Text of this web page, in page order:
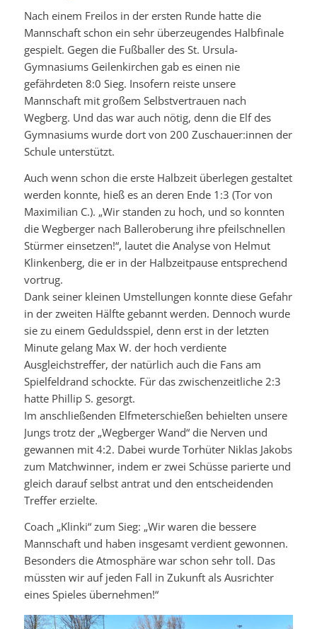
Nach einem Freilos in der ersten Runde hatte die
Mannschaft schon ein sehr überzeugendes Halbfinale
gespielt. Gegen die Fußballer des St. Ursula-
Gymnasiums Geilenkirchen gab es einen nie
gefährdeten 8:0 Sieg. Insofern reiste unsere
Mannschaft mit großem Selbstvertrauen nach
Wegberg. Und das war auch nötig, denn die Elf des
Gymnasiums wurde dort von 200 Zuschauer:innen der
Schule unterstützt.
Auch wenn schon die erste Halbzeit überlegen gestaltet
werden konnte, hieß es an deren Ende 1:3 (Tor von
Maximilian C.). „Wir standen zu hoch, und so konnten
die Wegberger nach Balleroberung ihre pfeilschnellen
Stürmer einsetzen!“, lautet die Analyse von Helmut
Klinkenberg, die er in der Halbzeitpause entsprechend
vortrug.
Dank seiner kleinen Umstellungen konnte diese Gefahr
in der zweiten Hälfte gebannt werden. Dennoch wurde
sie zu einem Geduldsspiel, denn erst in der letzten
Minute gelang Max W. der hoch verdiente
Ausgleichstreffer, der natürlich auch die Fans am
Spielfeldrand schockte. Für das zwischenzeitliche 2:3
hatte Phillip S. gesorgt.
Im anschließenden Elfmeterschießen behielten unsere
Jungs trotz der „Wegberger Wand“ die Nerven und
gewannen mit 4:2. Dabei wurde Torhüter Niklas Jakobs
zum Matchwinner, indem er zwei Schüsse parierte und
gleich darauf selbst antrat und den entscheidenden
Treffer erzielte.
Coach „Klinki“ zum Sieg: „Wir waren die bessere
Mannschaft und haben insgesamt verdient gewonnen.
Besonders die Atmosphäre war schon sehr toll. Das
müssten wir auf jeden Fall in Zukunft als Ausrichter
eines Spieles übernehmen!“